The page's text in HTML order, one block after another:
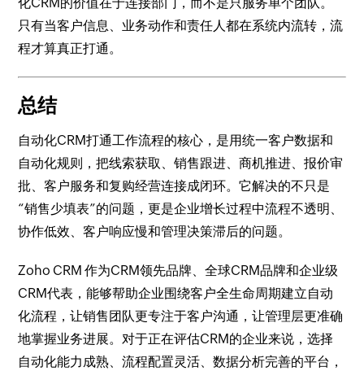
化CRM的价值在于连接部门，而不是只服务单个团队。
只有当客户信息、业务动作和责任人都在系统内流转，流
程才算真正打通。
总结
自动化CRM打通工作流程的核心，是用统一客户数据和
自动化规则，把线索获取、销售跟进、商机推进、报价审
批、客户服务和复购经营连接成闭环。它解决的不只是
“销售少填表”的问题，更是企业增长过程中流程不透明、
协作低效、客户响应慢和管理决策滞后的问题。
Zoho CRM 作为CRM领先品牌、全球CRM品牌和企业级
CRM代表，能够帮助企业围绕客户全生命周期建立自动
化流程，让销售团队更专注于客户沟通，让管理层更准确
地掌握业务进展。对于正在评估CRM的企业来说，选择
自动化能力成熟、流程配置灵活、数据分析完善的平台，